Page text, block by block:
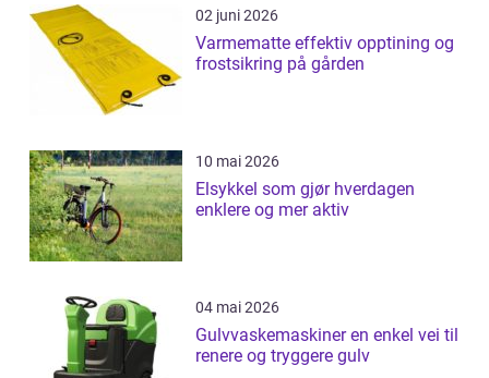
02 juni 2026
Varmematte effektiv opptining og
frostsikring på gården
10 mai 2026
Elsykkel som gjør hverdagen
enklere og mer aktiv
04 mai 2026
Gulvvaskemaskiner en enkel vei til
renere og tryggere gulv